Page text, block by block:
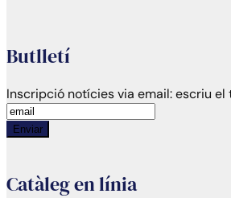
Butlletí
Inscripció notícies via email:escriu el
Enviar
Catàleg en línia